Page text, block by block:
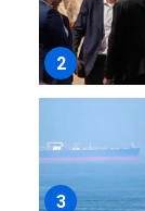
2
3